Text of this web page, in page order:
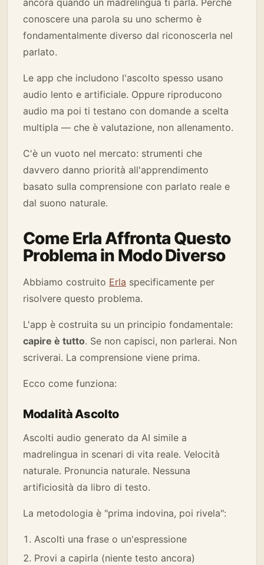
conoscere una parola su uno schermo è
fondamentalmente diverso dal riconoscerla nel
parlato.
Le app che includono l'ascolto spesso usano
audio lento e artificiale. Oppure riproducono
audio ma poi ti testano con domande a scelta
multipla — che è valutazione, non allenamento.
C'è un vuoto nel mercato: strumenti che
davvero danno priorità all'apprendimento
basato sulla comprensione con parlato reale e
dal suono naturale.
Come Erla Affronta Questo
Problema in Modo Diverso
Abbiamo costruito Erla specificamente per
risolvere questo problema.
L'app è costruita su un principio fondamentale:
capire è tutto. Se non capisci, non parlerai. Non
scriverai. La comprensione viene prima.
Ecco come funziona:
Modalità Ascolto
Ascolti audio generato da AI simile a
madrelingua in scenari di vita reale. Velocità
naturale. Pronuncia naturale. Nessuna
artificiosità da libro di testo.
La metodologia è "prima indovina, poi rivela":
Ascolti una frase o un'espressione
Provi a capirla (niente testo ancora)